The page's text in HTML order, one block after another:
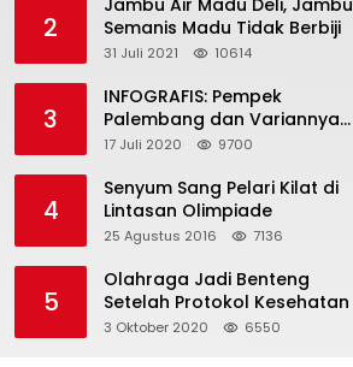
2
Jambu Air Madu Deli, Jambu
Semanis Madu Tidak Berbiji
31 Juli 2021 10614
3
INFOGRAFIS: Pempek
Palembang dan Variannya
yang Melegenda
17 Juli 2020 9700
4
Senyum Sang Pelari Kilat di
Lintasan Olimpiade
25 Agustus 2016 7136
5
Olahraga Jadi Benteng
Setelah Protokol Kesehatan
3 Oktober 2020 6550